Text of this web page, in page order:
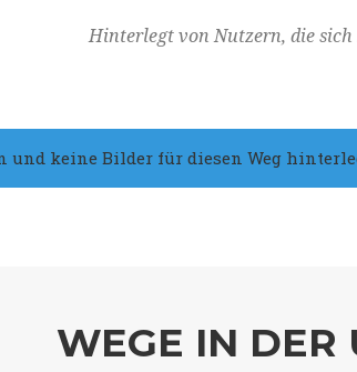
Hinterlegt von Nutzern, die
und keine Bilder für diesen Weg
WEGE IN DER